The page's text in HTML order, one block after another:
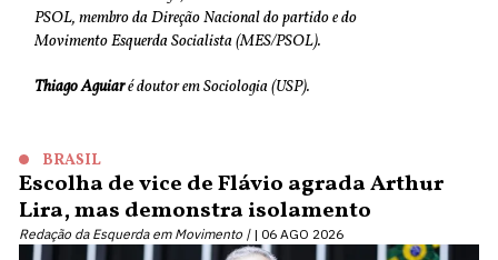
PSOL, membro da Direção Nacional do partido e do
Movimento Esquerda Socialista (MES/PSOL).
Thiago Aguiaré doutor em Sociologia (USP).
BRASIL
Escolha de vice de Flávio agrada Arthur
Lira, mas demonstra isolamento
Redação da Esquerda em Movimento | 06 AGO 2026